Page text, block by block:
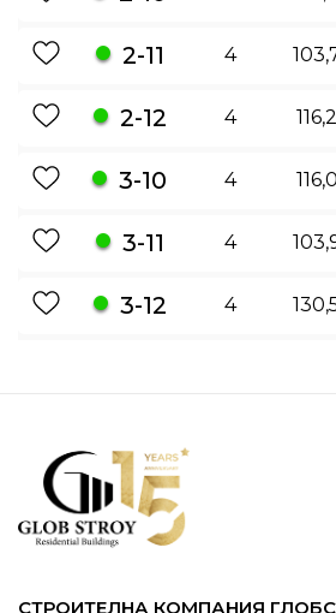
2-11 4
2-12 4
3-10 4
3-11 4
3-12 4
СТРОИТЕЛНА КОМПАНИЯ